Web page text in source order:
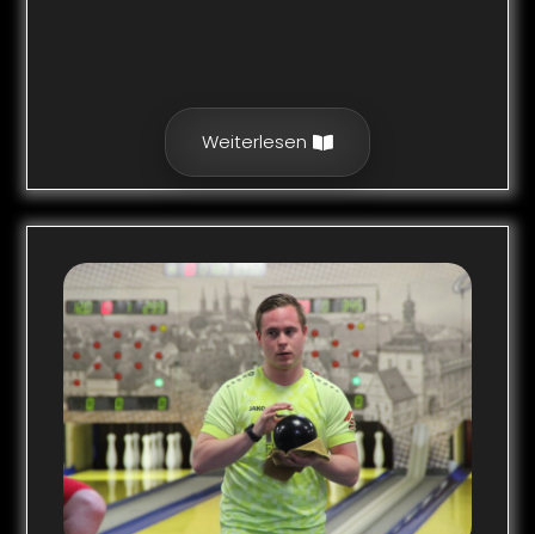
Weiterlesen